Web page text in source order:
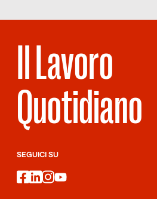
Il Lavoro
Quotidiano
SEGUICI SU
facebook
linkedin
instagram
youtube